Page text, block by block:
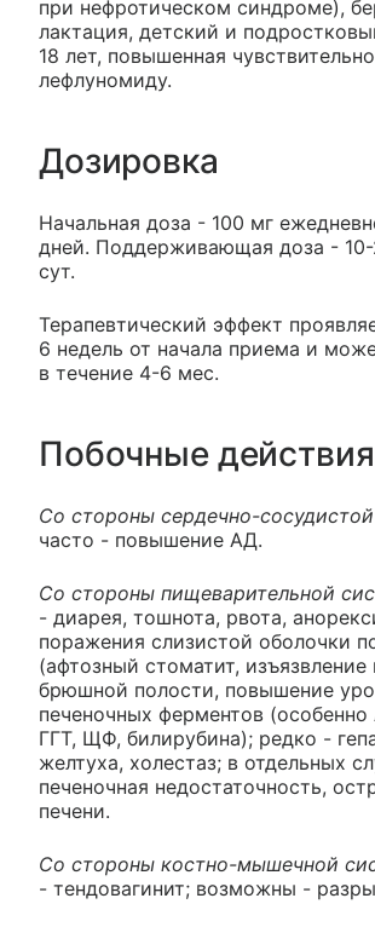
при нефротическом синдроме),
лактация, детский и
18 лет, повышенная
лефлуномиду.
Дозировка
Начальная доза - 100 мг
дней. Поддерживающая доза - 10-
сут.
Терапевтический эффект
6 недель от начала приема и
в течение 4-6 мес.
Побочные действия
Со стороны сердечно-
часто - повышение АД.
Со стороны пищеварительной
- диарея, тошнота, рвота,
поражения слизистой оболочки
(афтозный стоматит, изъязвление
брюшной полости, повышение
печеночных ферментов
ГГТ, ЩФ, билирубина); редко -
желтуха, холестаз; в отдельных
печеночная недостаточность,
печени.
Со стороны костно-мышечной
- тендовагинит; возможны -